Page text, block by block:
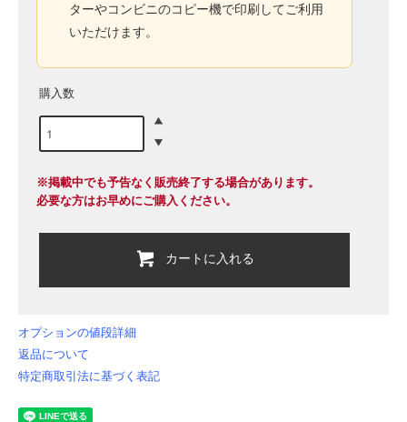
ターやコンビニのコピー機で印刷してご利用
いただけます。
購入数
※掲載中でも予告なく販売終了する場合があります。
必要な方はお早めにご購入ください。
カートに入れる
オプションの値段詳細
返品について
特定商取引法に基づく表記